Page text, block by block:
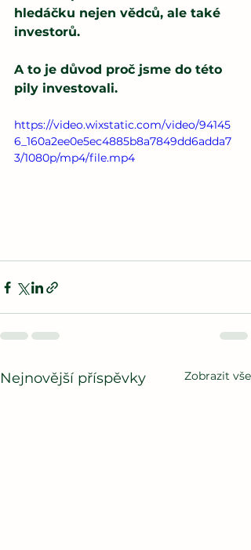
hledáčku nejen vědců, ale také
investorů.
A to je důvod proč jsme do této
pily investovali.
https://video.wixstatic.com/video/94145
6_160a2ee0e5ec4885b8a7849dd6adda7
3/1080p/mp4/file.mp4
Nejnovější příspěvky Zobrazit vše